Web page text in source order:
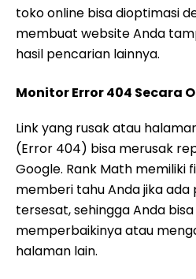
toko online bisa dioptimasi
membuat website Anda
hasil pencarian lainnya.
Monitor Error 404 Secara
Link yang rusak atau
(Error 404) bisa merusak
Google. Rank Math memiliki
memberi tahu Anda jika ada
tersesat, sehingga Anda
memperbaikinya atau
halaman lain.